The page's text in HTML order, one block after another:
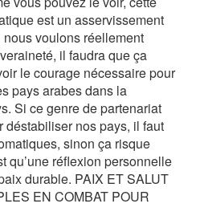
est un asservissement
voulons réellement
il faudra que ça
le courage nécessaire pour
pays arabes dans la
Si ce genre de partenariat
déstabiliser nos pays, il faut
sinon ça risque
qu’une réflexion personnelle
durable. PAIX ET SALUT
EN COMBAT POUR